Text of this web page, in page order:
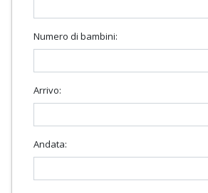
Numero di bambini:
Arrivo:
Andata: